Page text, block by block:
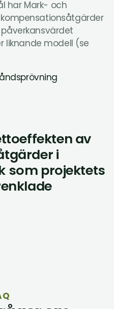
har Mark- och
påverkansvärdet
liknande modell (se
av
i
som projektets